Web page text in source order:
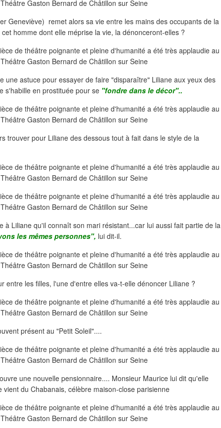
Geneviève) remet alors sa vie entre les mains des occupants de la
homme dont elle méprise la vie, la dénonceront-elles ?
une astuce pour essayer de faire "disparaître" Liliane aux yeux des
s'habille en prostituée pour se "fondre dans le décor"..
trouver pour Liliane des dessous tout à fait dans le style de la
à Liliane qu'il connaît son mari résistant...car lui aussi fait partie de la
les mêmes personnes", lui dit-il.
entre les filles, l'une d'entre elles va-t-elle dénoncer Liliane ?
présent au "Petit Soleil"....
une nouvelle pensionnaire.... Monsieur Maurice lui dit qu'elle
vient du Chabanais, célèbre maison-close parisienne